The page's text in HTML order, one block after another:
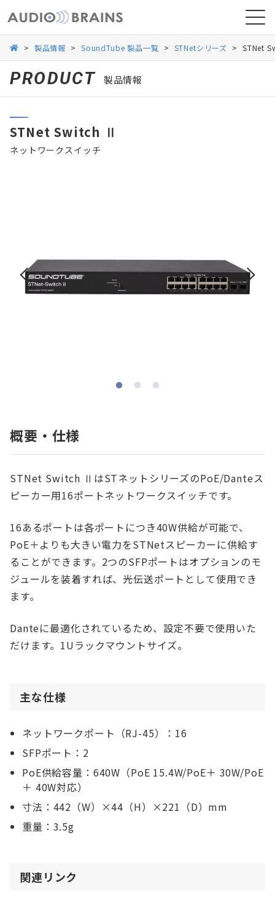
導入事例
お問い合わせ
> 製品情報 > SoundTube 製品一覧 > STNetシリーズ > STNet
PRODUCT 製品情報
STNet Switch Ⅱ
ネットワークスイッチ
概要・仕様
STNet Switch ⅡはSTネットシリーズのPoE/Danteス
ピーカー用16ポートネットワークスイッチです。
16あるポートは各ポートにつき40W供給が可能で、
PoE＋よりも大きい電力をSTNetスピーカーに供給す
ることができます。2つのSFPポートはオプションのモ
ジュールを装着すれば、光伝送ポートとして使用でき
ます。
Danteに最適化されているため、設定不要で使用いた
だけます。1Uラックマウントサイズ。
主な仕様
ネットワークポート（RJ-45）：16
SFPポート：2
PoE供給容量：640W（PoE 15.4W/PoE＋ 30W/PoE
＋ 40W対応）
寸法：442（W）×44（H）×221（D）mm
重量：3.5g
関連リンク